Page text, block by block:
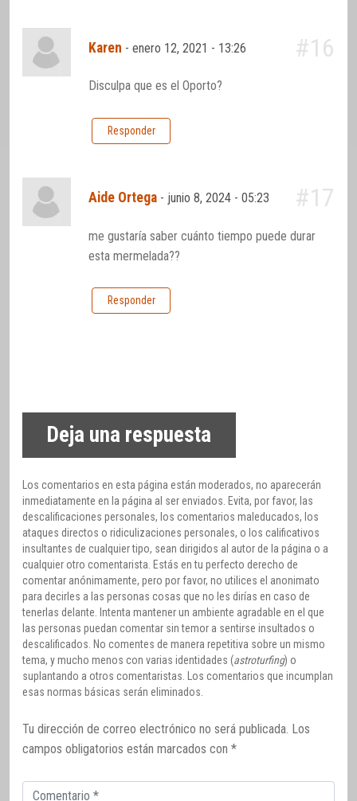
Karen -enero 12, 2021 - 13:26 #16
Disculpa que es el Oporto?
Responder
Aide Ortega - junio 8, 2024 - 05:23 #17
me gustaría saber cuánto tiempo puede durar
esta mermelada??
Responder
Deja una respuesta
Los comentarios en esta página están moderados, no aparecerán
inmediatamente en la página al ser enviados. Evita, por favor, las
descalificaciones personales, los comentarios maleducados, los
ataques directos o ridiculizaciones personales, o los calificativos
insultantes de cualquier tipo, sean dirigidos al autor de la página o a
cualquier otro comentarista. Estás en tu perfecto derecho de
comentar anónimamente, pero por favor, no utilices el anonimato
para decirles a las personas cosas que no les dirías en caso de
tenerlas delante. Intenta mantener un ambiente agradable en el que
las personas puedan comentar sin temor a sentirse insultados o
descalificados. No comentes de manera repetitiva sobre un mismo
tema, y mucho menos con varias identidades (astroturfing) o
suplantando a otros comentaristas. Los comentarios que incumplan
esas normas básicas serán eliminados.
Tu dirección de correo electrónico no será publicada. Los
campos obligatorios están marcados con *
Comentario